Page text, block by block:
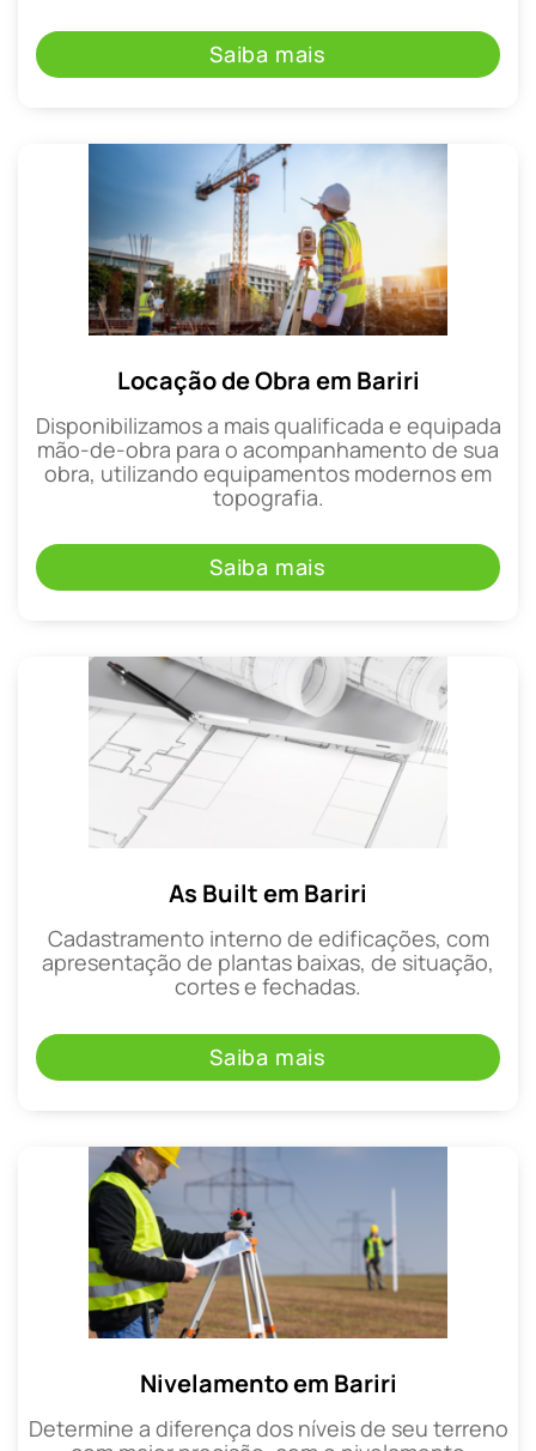
Saiba mais
Locação de Obra em Bariri
Disponibilizamos a mais qualificada e equipada
mão-de-obra para o acompanhamento de sua
obra, utilizando equipamentos modernos em
topografia.
Saiba mais
As Built em Bariri
Cadastramento interno de edificações, com
apresentação de plantas baixas, de situação,
cortes e fechadas.
Saiba mais
Nivelamento em Bariri
Determine a diferença dos níveis de seu terreno